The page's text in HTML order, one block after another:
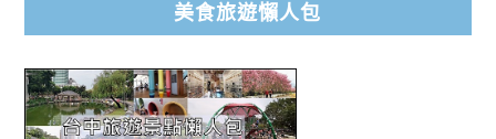
美食旅遊懶人包